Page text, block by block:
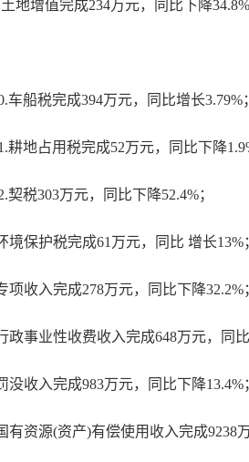
地增值完成234万元，同比下降34.8%
车船税完成394万元，同比增长3.79%；
耕地占用税完成52万元，同比下降
契税303万元，同比下降52.4%；
境保护税完成61万元，同比 增长13%
项收入完成278万元，同比下降32.2%
政事业性收费收入完成648万元，同比
没收入完成983万元，同比下降13.4%
有资源(资产)有偿使用收入完成9238